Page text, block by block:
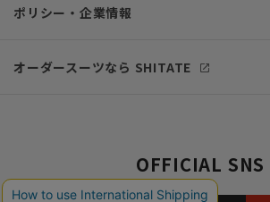
ポリシー・企業情報
オーダースーツなら SHITATE
OFFICIAL SNS